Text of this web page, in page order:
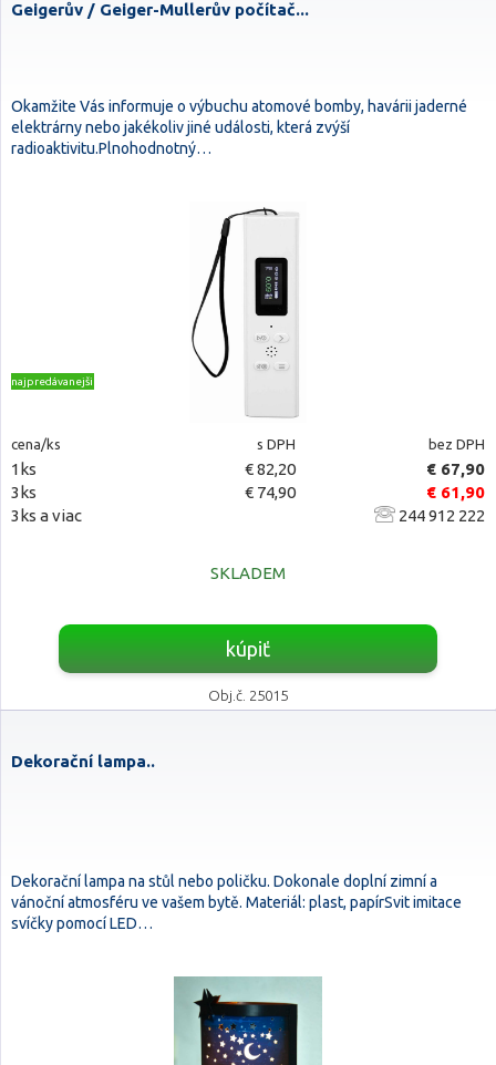
Geigerův / Geiger-Mullerův počítač...
Okamžite Vás informuje o výbuchu atomové bomby, havárii jaderné
elektrárny nebo jakékoliv jiné události, která zvýší
radioaktivitu.Plnohodnotný…
najpredávanejšie
cena/ks s DPH bez DPH
1ks € 82,20
€ 67,90
3ks
€ 74,90
€ 61,90
3ks a viac
244 912 222
SKLADEM
kúpiť
Obj.č. 25015
Dekorační lampa..
Dekorační lampa na stůl nebo poličku. Dokonale doplní zimní a
vánoční atmosféru ve vašem bytě. Materiál: plast, papírSvit imitace
svíčky pomocí LED…